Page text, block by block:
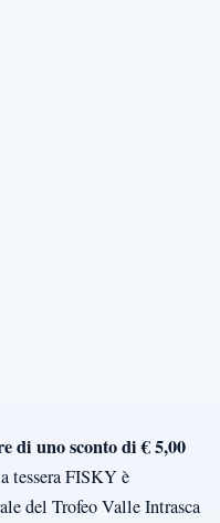
di uno sconto di € 5,00
tessera FISKY è
del Trofeo Valle Intrasca